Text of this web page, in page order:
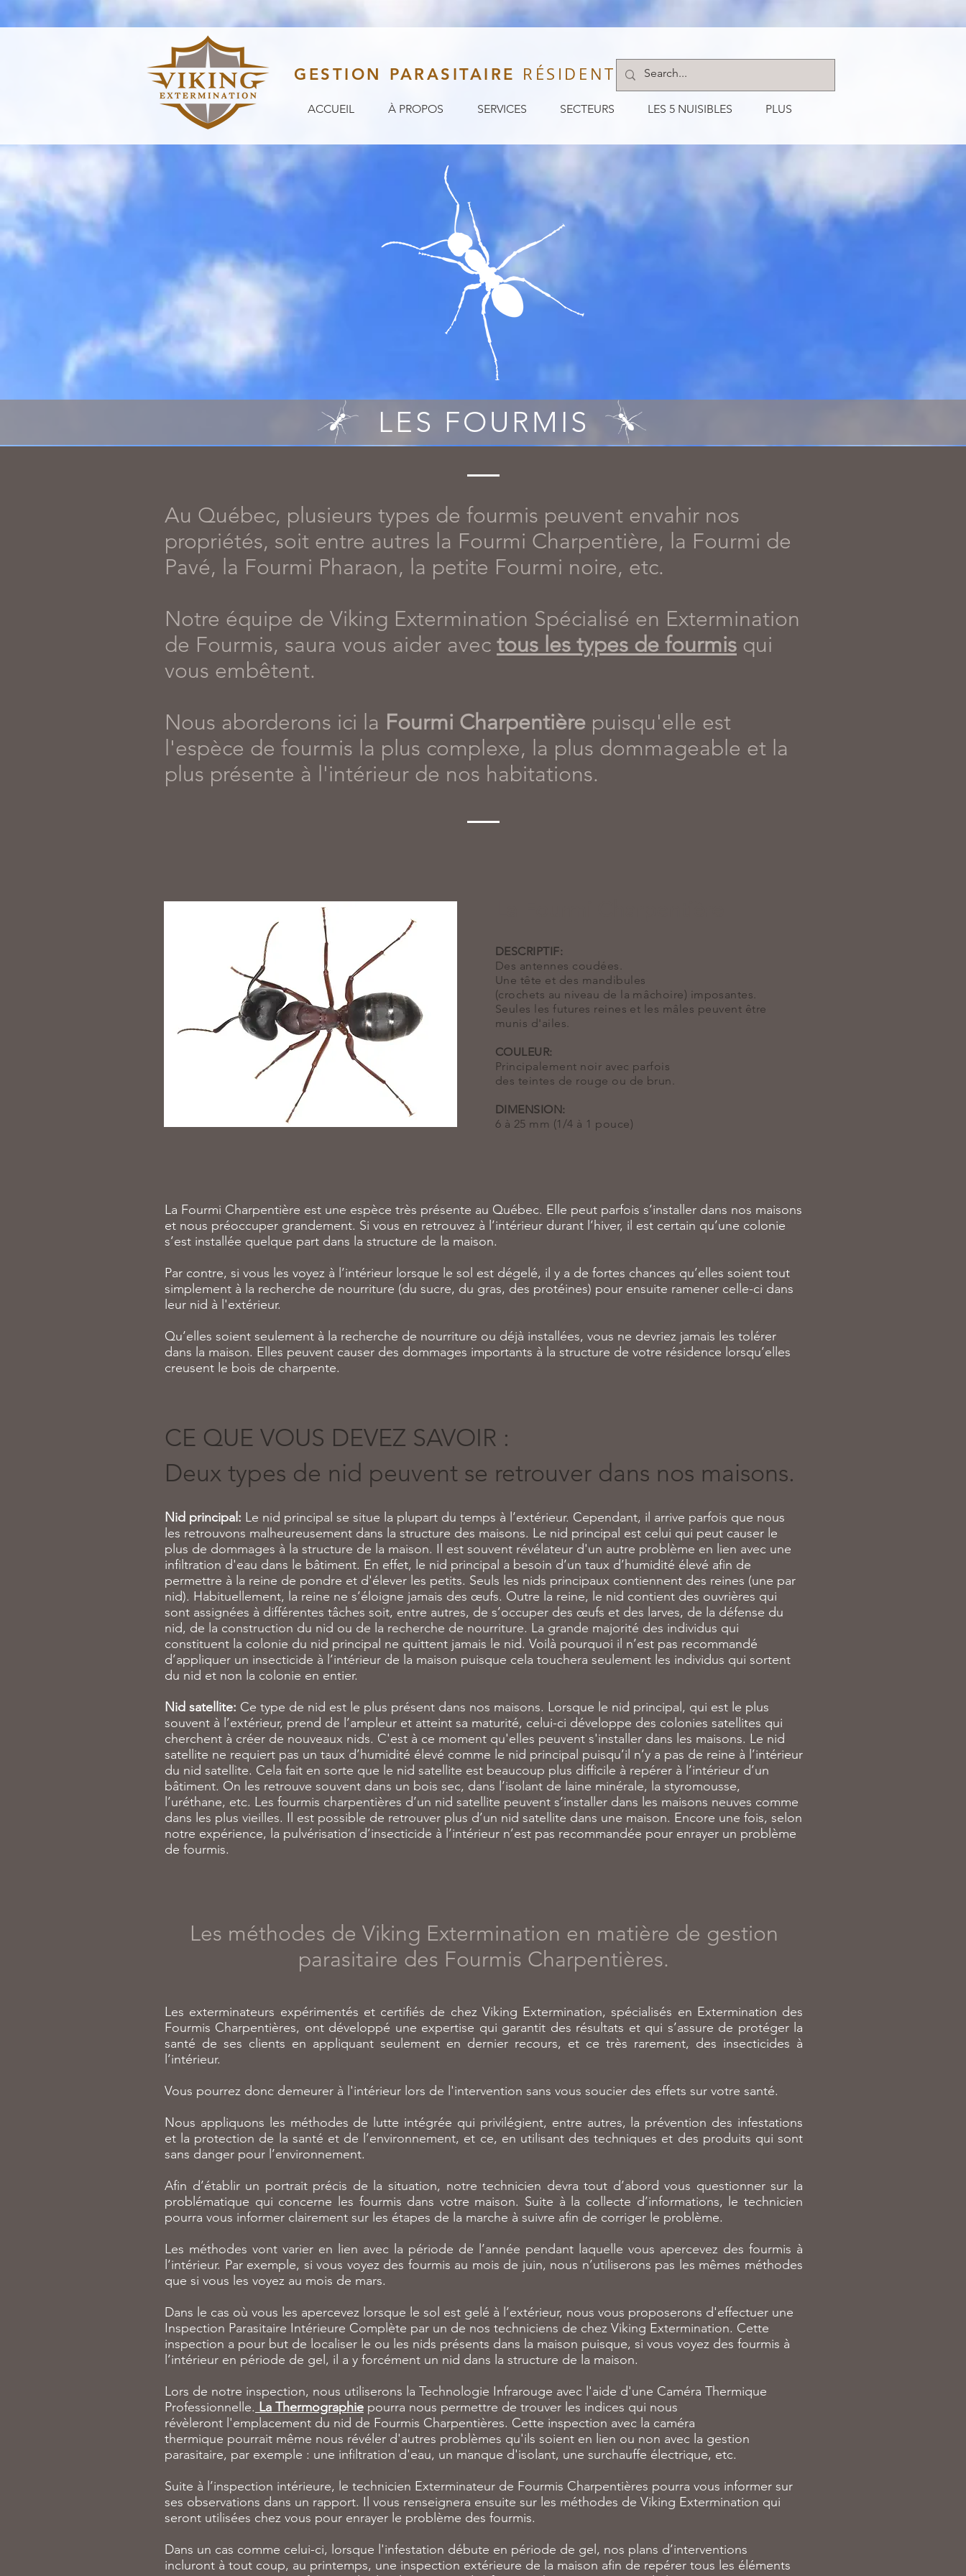
GESTION PARASITAIRE RÉSIDENTIELLE SPÉCIALISÉE
ACCUEIL À PROPOS SERVICES SECTEURS LES 5 NUISIBLES PLUS
LES FOURMIS
Au Québec, plusieurs types de fourmis peuvent envahir nos
propriétés, soit entre autres la Fourmi Charpentière, la Fourmi de
Pavé, la Fourmi Pharaon, la petite Fourmi noire, etc.
Notre équipe de Viking Extermination Spécialisé en Extermination
de Fourmis, saura vous aider avec tous les types de fourmis qui
vous embêtent.
Nous aborderons ici la Fourmi Charpentière puisqu'elle est
l'espèce de fourmis la plus complexe, la plus dommageable et la
plus présente à l'intérieur de nos habitations.
DESCRIPTIF:
Des antennes coudées.
Une tête et des mandibules
(crochets au niveau de la mâchoire) imposantes.
Seules les futures reines et les mâles peuvent être
munis d'ailes.
COULEUR:
Principalement noir avec parfois
des teintes de rouge ou de brun.
DIMENSION:
6 à 25 mm (1/4 à 1 pouce)
La Fourmi Charpentière est une espèce très présente au Québec. Elle peut parfois s’installer dans nos maisons
et nous préoccuper grandement. Si vous en retrouvez à l’intérieur durant l’hiver, il est certain qu’une colonie
s’est installée quelque part dans la structure de la maison.
Par contre, si vous les voyez à l’intérieur lorsque le sol est dégelé, il y a de fortes chances qu’elles soient tout
simplement à la recherche de nourriture (du sucre, du gras, des protéines) pour ensuite ramener celle-ci dans
leur nid à l'extérieur.
Qu’elles soient seulement à la recherche de nourriture ou déjà installées, vous ne devriez jamais les tolérer
dans la maison. Elles peuvent causer des dommages importants à la structure de votre résidence lorsqu’elles
creusent le bois de charpente.
CE QUE VOUS DEVEZ SAVOIR :
Deux types de nid peuvent se retrouver dans nos maisons.
Nid principal: Le nid principal se situe la plupart du temps à l’extérieur. Cependant, il arrive parfois que nous
les retrouvons malheureusement dans la structure des maisons. Le nid principal est celui qui peut causer le
plus de dommages à la structure de la maison. Il est souvent révélateur d'un autre problème en lien avec une
infiltration d'eau dans le bâtiment. En effet, le nid principal a besoin d’un taux d’humidité élevé afin de
permettre à la reine de pondre et d'élever les petits. Seuls les nids principaux contiennent des reines (une par
nid). Habituellement, la reine ne s’éloigne jamais des œufs. Outre la reine, le nid contient des ouvrières qui
sont assignées à différentes tâches soit, entre autres, de s’occuper des œufs et des larves, de la défense du
nid, de la construction du nid ou de la recherche de nourriture. La grande majorité des individus qui
constituent la colonie du nid principal ne quittent jamais le nid. Voilà pourquoi il n’est pas recommandé
d’appliquer un insecticide à l’intérieur de la maison puisque cela touchera seulement les individus qui sortent
du nid et non la colonie en entier.
Nid satellite: Ce type de nid est le plus présent dans nos maisons. Lorsque le nid principal, qui est le plus
souvent à l’extérieur, prend de l’ampleur et atteint sa maturité, celui-ci développe des colonies satellites qui
cherchent à créer de nouveaux nids. C'est à ce moment qu'elles peuvent s'installer dans les maisons. Le nid
satellite ne requiert pas un taux d’humidité élevé comme le nid principal puisqu’il n’y a pas de reine à l’intérieur
du nid satellite. Cela fait en sorte que le nid satellite est beaucoup plus difficile à repérer à l’intérieur d’un
bâtiment. On les retrouve souvent dans un bois sec, dans l’isolant de laine minérale, la styromousse,
l’uréthane, etc. Les fourmis charpentières d’un nid satellite peuvent s’installer dans les maisons neuves comme
dans les plus vieilles. Il est possible de retrouver plus d’un nid satellite dans une maison. Encore une fois, selon
notre expérience, la pulvérisation d’insecticide à l’intérieur n’est pas recommandée pour enrayer un problème
de fourmis.
Les méthodes de Viking Extermination en matière de gestion
parasitaire des Fourmis Charpentières.
Les exterminateurs expérimentés et certifiés de chez Viking Extermination, spécialisés en Extermination des
Fourmis Charpentières, ont développé une expertise qui garantit des résultats et qui s’assure de protéger la
santé de ses clients en appliquant seulement en dernier recours, et ce très rarement, des insecticides à
l’intérieur.
Vous pourrez donc demeurer à l'intérieur lors de l'intervention sans vous soucier des effets sur votre santé.
Nous appliquons les méthodes de lutte intégrée qui privilégient, entre autres, la prévention des infestations
et la protection de la santé et de l’environnement, et ce, en utilisant des techniques et des produits qui sont
sans danger pour l’environnement.
Afin d’établir un portrait précis de la situation, notre technicien devra tout d’abord vous questionner sur la
problématique qui concerne les fourmis dans votre maison. Suite à la collecte d’informations, le technicien
pourra vous informer clairement sur les étapes de la marche à suivre afin de corriger le problème.
Les méthodes vont varier en lien avec la période de l’année pendant laquelle vous apercevez des fourmis à
l’intérieur. Par exemple, si vous voyez des fourmis au mois de juin, nous n’utiliserons pas les mêmes méthodes
que si vous les voyez au mois de mars.
Dans le cas où vous les apercevez lorsque le sol est gelé à l’extérieur, nous vous proposerons d'effectuer une
Inspection Parasitaire Intérieure Complète par un de nos techniciens de chez Viking Extermination. Cette
inspection a pour but de localiser le ou les nids présents dans la maison puisque, si vous voyez des fourmis à
l’intérieur en période de gel, il a y forcément un nid dans la structure de la maison.
Lors de notre inspection, nous utiliserons la Technologie Infrarouge avec l'aide d'une Caméra Thermique
Professionnelle. La Thermographie pourra nous permettre de trouver les indices qui nous
révèleront l'emplacement du nid de Fourmis Charpentières. Cette inspection avec la caméra
thermique pourrait même nous révéler d'autres problèmes qu'ils soient en lien ou non avec la gestion
parasitaire, par exemple : une infiltration d'eau, un manque d'isolant, une surchauffe électrique, etc.
Suite à l’inspection intérieure, le technicien Exterminateur de Fourmis Charpentières pourra vous informer sur
ses observations dans un rapport. Il vous renseignera ensuite sur les méthodes de Viking Extermination qui
seront utilisées chez vous pour enrayer le problème des fourmis.
Dans un cas comme celui-ci, lorsque l'infestation débute en période de gel, nos plans d’interventions
incluront à tout coup, au printemps, une inspection extérieure de la maison afin de repérer tous les éléments